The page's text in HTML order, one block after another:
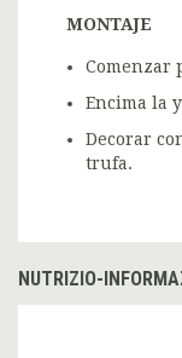
MONTAJE
Comenzar
Encima la
Decorar
trufa.
NUTRIZIO-